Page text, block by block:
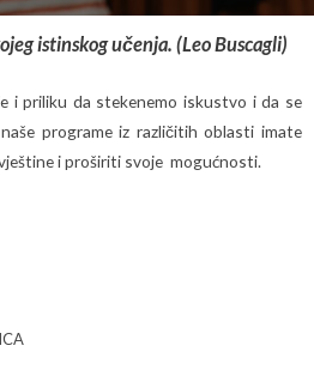
istinskog učenja. (Leo Buscagli)
i priliku da stekenemo iskustvo i da se
programe iz različitih oblasti imate
i proširiti svoje mogućnosti.